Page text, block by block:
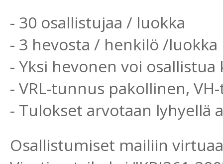
- 30 osallistujaa / luokka
- 3 hevosta / henkilö /luokka
- Yksi hevonen voi
- VRL-tunnus pakollinen,
- Tulokset arvotaan lyhyellä
Osallistumiset mailiin